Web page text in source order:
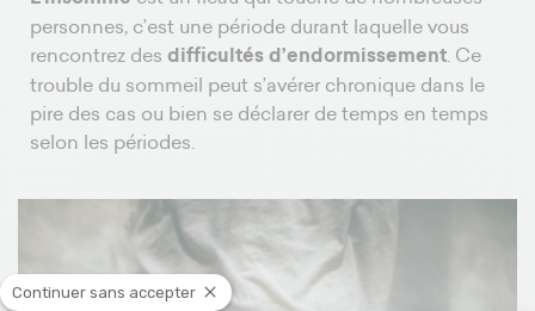
personnes, c’est une période durant laquelle vous
rencontrez des difficultés d’endormissement. Ce
trouble du sommeil peut s’avérer chronique dans le
pire des cas ou bien se déclarer de temps en temps
selon les périodes.
Continuer sans accepter